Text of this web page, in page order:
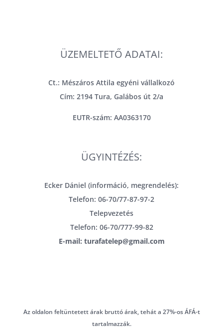
ÜZEMELTETŐ ADATAI:
Ct.: Mészáros Attila egyéni vállalkozó
Cím: 2194 Tura, Galábos út 2/a
EUTR-szám: AA0363170
ÜGYINTÉZÉS:
Ecker Dániel (információ, megrendelés):
Telefon: 06-70/77-87-97-2
Telepvezetés
Telefon: 06-70/777-99-82
E-mail: turafatelep@gmail.com
Az oldalon feltüntetett árak bruttó árak, tehát a 27%-os ÁFÁ-t
tartalmazzák.